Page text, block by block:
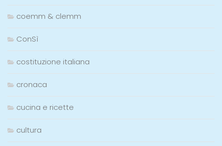
coemm & clemm
ConSì
costituzione italiana
cronaca
cucina e ricette
cultura